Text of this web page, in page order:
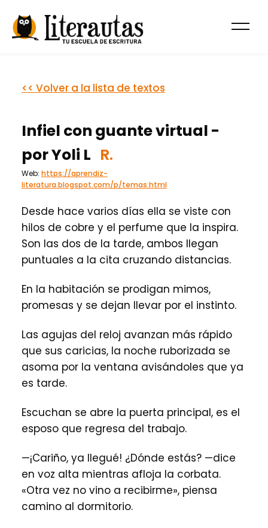
<< Volver a la lista de textos
Infiel con guante virtual -
por Yoli L R.
Web: https://aprendiz-
literatura.blogspot.com/p/temas.html
Desde hace varios días ella se viste con
hilos de cobre y el perfume que la inspira.
Son las dos de la tarde, ambos llegan
puntuales a la cita cruzando distancias.
En la habitación se prodigan mimos,
promesas y se dejan llevar por el instinto.
Las agujas del reloj avanzan más rápido
que sus caricias, la noche ruborizada se
asoma por la ventana avisándoles que ya
es tarde.
Escuchan se abre la puerta principal, es el
esposo que regresa del trabajo.
—¡Cariño, ya llegué! ¿Dónde estás? —dice
en voz alta mientras afloja la corbata.
«Otra vez no vino a recibirme», piensa
camino al dormitorio.